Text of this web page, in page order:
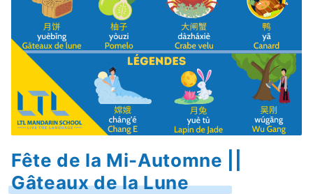
Fête de la Mi-Automne ||
Gâteaux de la Lune